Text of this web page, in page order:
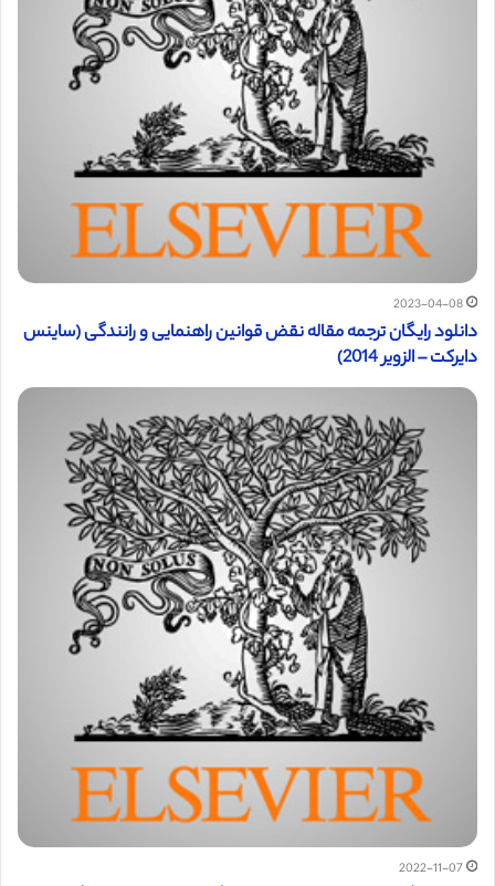
2023-04-08
دانلود رایگان ترجمه مقاله نقض قوانین راهنمایی و رانندگی (ساینس
دایرکت – الزویر 2014)
2022-11-07